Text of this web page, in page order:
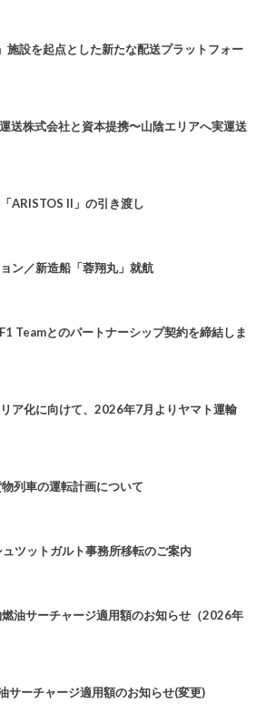
設を起点とした新たな配送プラットフォー
送株式会社と資本提携〜山陰エリアへ実運送
ARISTOS II」の引き渡し
ン／新造船「蓉翔丸」就航
Teamとのパートナーシップ契約を締結しま
リア化に向けて、2026年7月よりヤマト運輸
列車の運転計画について
ツットガルト事務所移転のご案内
油サーチャージ適用額のお知らせ（2026年
ーチャージ適用額のお知らせ(変更)